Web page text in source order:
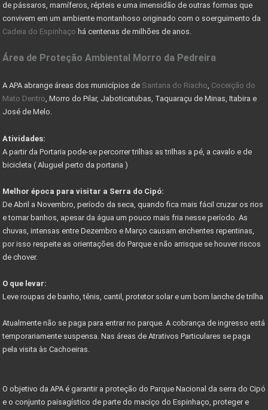
COMO ESCOLHER UM LOTE OU TERRENO PARA COMPRAR
Nevis Sociedade de Responsabilidade Limitada (LLC)
AS VANTAGENS DE UMA HOLDING FAMILIAR - CONHEÇA
DER AUTORIZA CONSTRUÇÃO DE PONTE RIO DAS VELHAS
COMO RESOLVER PROBLEMAS C/ DOCUMENTAÇÃO DE IMÓVEIS
COMO FUNCIONA COMISSÃO DO CORRETOR DE IMÓVEIS
GUIA DE TRILHAS SERRA DO CIPÓ
CIPÓ CLASSIC FESTIVAL - COPA DAS CONFEDERAÇÕES
Começa em junho festival de outono serra do cipó
NOVO ACESSO À SERRA DO CIPÓ
CIRCUITO DE CICLOTURISMO NA SERRA DO CIPÓ
Vetor Norte de BH é a bola da vez do mercado
Listas de documentos para Compra de Imóveis...
de pássaros, mamíferos, répteis e uma imensidão de outras formas que
convivem em um ambiente montanhoso originado com o soerguimento da
Cadeia do Espinhaço há centenas de milhões de anos.
Área de Proteção Ambiental Morro da Pedreira
A APA abrange áreas dos municípios de Santana do Riacho, Coceição do
Mato Dentro, Morro do Pilar, Jaboticatubas, Taquaraçu de Minas, Itabira e
José de Melo.
Atividades:
A partir da Portaria pode-se percorrer trilhas as trilhas a pé, a cavalo e de
bicicleta ( Aluguel perto da portaria )
Melhor época para visitar a Serra do Cipó:
De Abril a Novembro, período da seca, quando fica mais fácil cruzar os rios
e tomar banhos, apesar da água um pouco mais fria nesse período. As
chuvas, intensas entre Dezembro e Março causam enchentes repentinas,
por isso respeite as orientações do Parque e não arrisque se houver riscos
de chover.
O que levar:
Leve roupas de banho, tênis, cantil, protetor solar e um bom lanche de trilha
Atualmente não se paga para entrar no parque. A cobrança de ingresso está
temporariamente suspensa. Nas áreas de Atrativos Particulares se paga
pela visita às Cachoeiras.
O objetivo da APA é garantir a proteção do Parque Nacional da serra do Cipó
e o conjunto paisagístico de parte do maciço do Espinhaço, proteger e